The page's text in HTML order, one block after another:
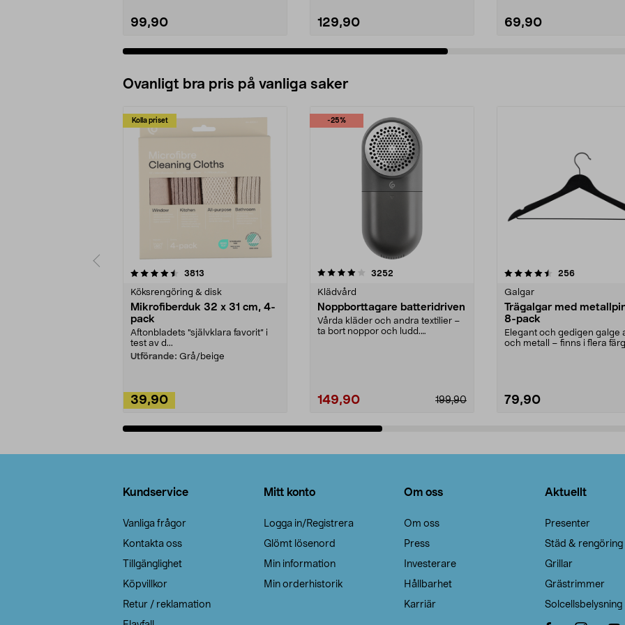
99,90 129,90 69,90
Ovanligt bra pris på vanliga saker
Kolla priset
3813
Köksrengöring & disk
Mikrofiberduk 32 x 31 cm, 4-
pack
Aftonbladets "självklara favorit” i
test av d...
Utförande: Grå/beige
39,90
-25%
4.0av 5 stjärnor 3252
Klädvård
Noppborttagare batteridriven
Vårda kläder och andra textilier –
ta bort noppor och ludd.
199,90
149,90
4.5av 5 stjärnor 256recensioner
Galgar
Trägalgar med
8-pack
Elegant och gedigen galge
och metall – finns i flera
79,90
4.0av 5 stjärnor
Kundservice
Vanliga frågor
Kontakta oss
Tillgänglighet
Köpvillkor
Retur / reklamation
Mitt konto
Logga in/Registrera
Glömt lösenord
Min information
Min orderhistorik
Om oss
Om oss
Press
Investerare
Hållbarhet
Karriär
Aktuellt
Presenter
Städ & rengöring
Grillar
Grästrimmer
Solcellsbelysning